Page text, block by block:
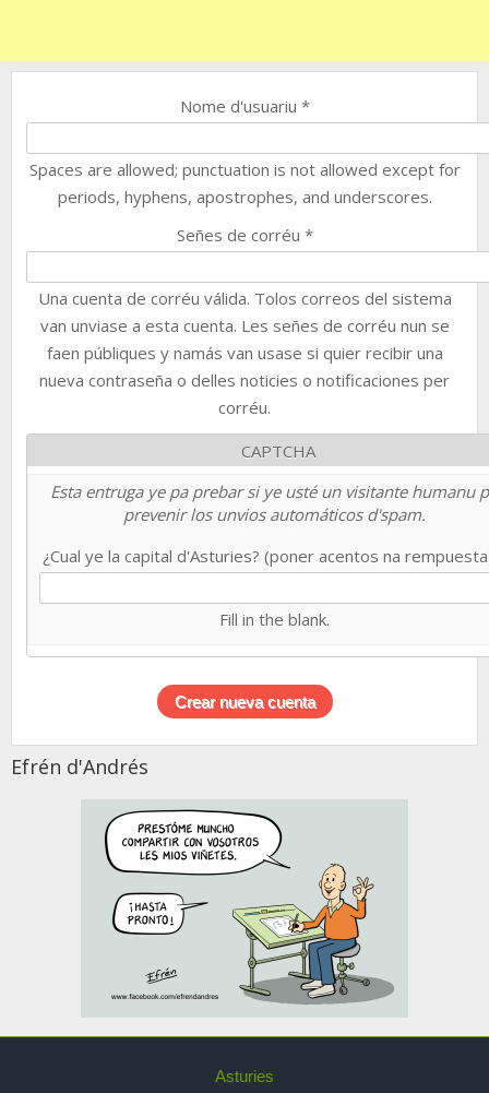
Nome d'usuariu *
Spaces are allowed; punctuation is not allowed except for
periods, hyphens, apostrophes, and underscores.
Señes de corréu *
Una cuenta de corréu válida. Tolos correos del sistema
van unviase a esta cuenta. Les señes de corréu nun se
faen públiques y namás van usase si quier recibir una
nueva contraseña o delles noticies o notificaciones per
corréu.
CAPTCHA
Esta entruga ye pa prebar si ye usté un visitante humanu
prevenir los unvios automáticos d'spam.
¿Cual ye la capital d'Asturies? (poner acentos na
Fill in the blank.
Efrén d'Andrés
Asturies